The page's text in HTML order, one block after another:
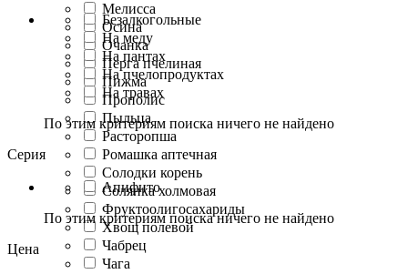
Мелисса
Осина
Очанка
Перга пчелиная
Пижма
Прополис
Пыльца
Расторопша
Ромашка аптечная
Солодки корень
Солянка холмовая
Фруктоолигосахариды
Хвощ полевой
Чабрец
Чага
Безалкогольные
На меду
На пантах
На пчелопродуктах
На травах
По этим критериям поиска ничего не найдено
Серия
Апифито
По этим критериям поиска ничего не найдено
Цена